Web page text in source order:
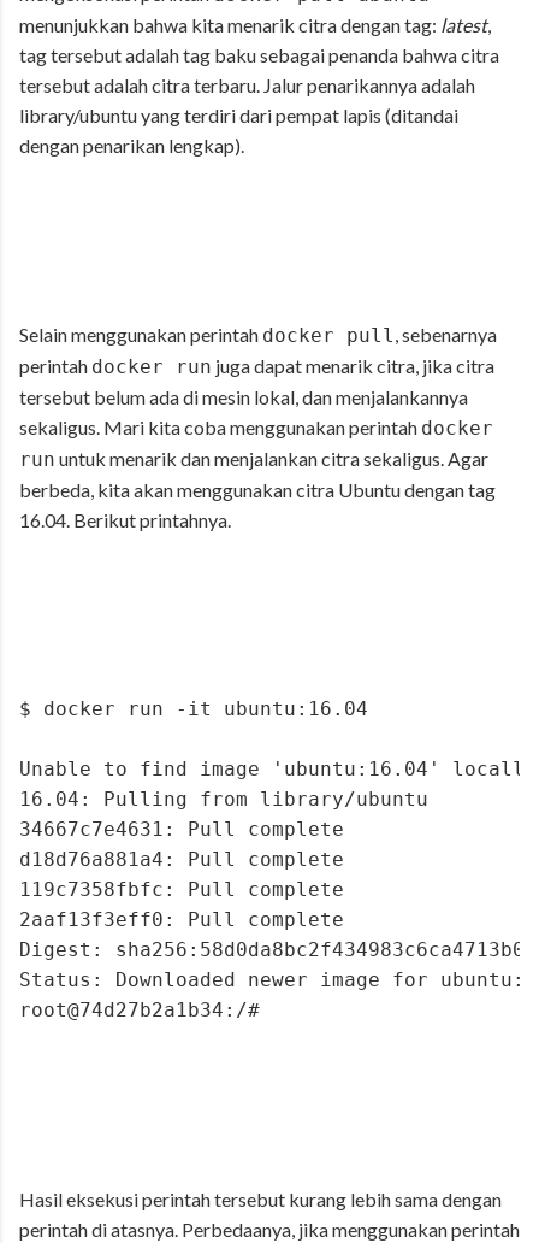
menunjukkan bahwa kita menarik citra dengan tag: latest,
tag tersebut adalah tag baku sebagai penanda bahwa citra
tersebut adalah citra terbaru. Jalur penarikannya adalah
library/ubuntu yang terdiri dari pempat lapis (ditandai
dengan penarikan lengkap).
Selain menggunakan perintah docker pull , sebenarnya
perintah docker run juga dapat menarik citra, jika citra
tersebut belum ada di mesin lokal, dan menjalankannya
sekaligus. Mari kita coba menggunakan perintah docker
run untuk menarik dan menjalankan citra sekaligus. Agar
berbeda, kita akan menggunakan citra Ubuntu dengan tag
16.04. Berikut printahnya.
$ docker run -it ubuntu:16.04
Unable to find image 'ubuntu:16.04' locally
16.04: Pulling from library/ubuntu
34667c7e4631: Pull complete
d18d76a881a4: Pull complete
119c7358fbfc: Pull complete
2aaf13f3eff0: Pull complete
Digest:
Status: Downloaded newer image for
root@74d27b2a1b34:/#
Hasil eksekusi perintah tersebut kurang lebih sama dengan
perintah di atasnya. Perbedaanya, jika menggunakan perintah